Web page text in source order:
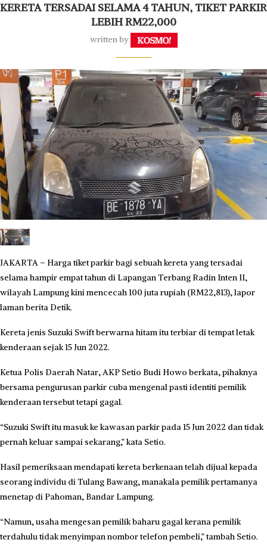
KERETA TERSADAI SELAMA 4 TAHUN, TIKET PARKIR
LEBIH RM22,000
written by
JAKARTA – Harga tiket parkir bagi sebuah kereta yang tersadai
selama hampir empat tahun di Lapangan Terbang Radin Inten II,
wilayah Lampung kini mencecah 100 juta rupiah (RM22,813), lapor
laman berita Detik.
Kereta jenis Suzuki Swift berwarna hitam itu terbiar di tempat letak
kenderaan sejak 15 Jun 2022.
Ketua Polis Daerah Natar, AKP Setio Budi Howo berkata, pihaknya
bersama pengurusan parkir cuba mengenal pasti identiti pemilik
kenderaan tersebut tetapi gagal.
“Suzuki Swift itu masuk ke kawasan parkir pada 15 Jun 2022 dan tidak
pernah keluar sampai sekarang,” kata Setio.
Hasil pemeriksaan mendapati kereta berkenaan telah dijual kepada
seorang individu di Tulang Bawang, manakala pemilik pertamanya
menetap di Pahoman, Bandar Lampung.
“Namun, usaha mengesan pemilik baharu gagal kerana pemilik
terdahulu tidak menyimpan nombor telefon pembeli,” tambah Setio.